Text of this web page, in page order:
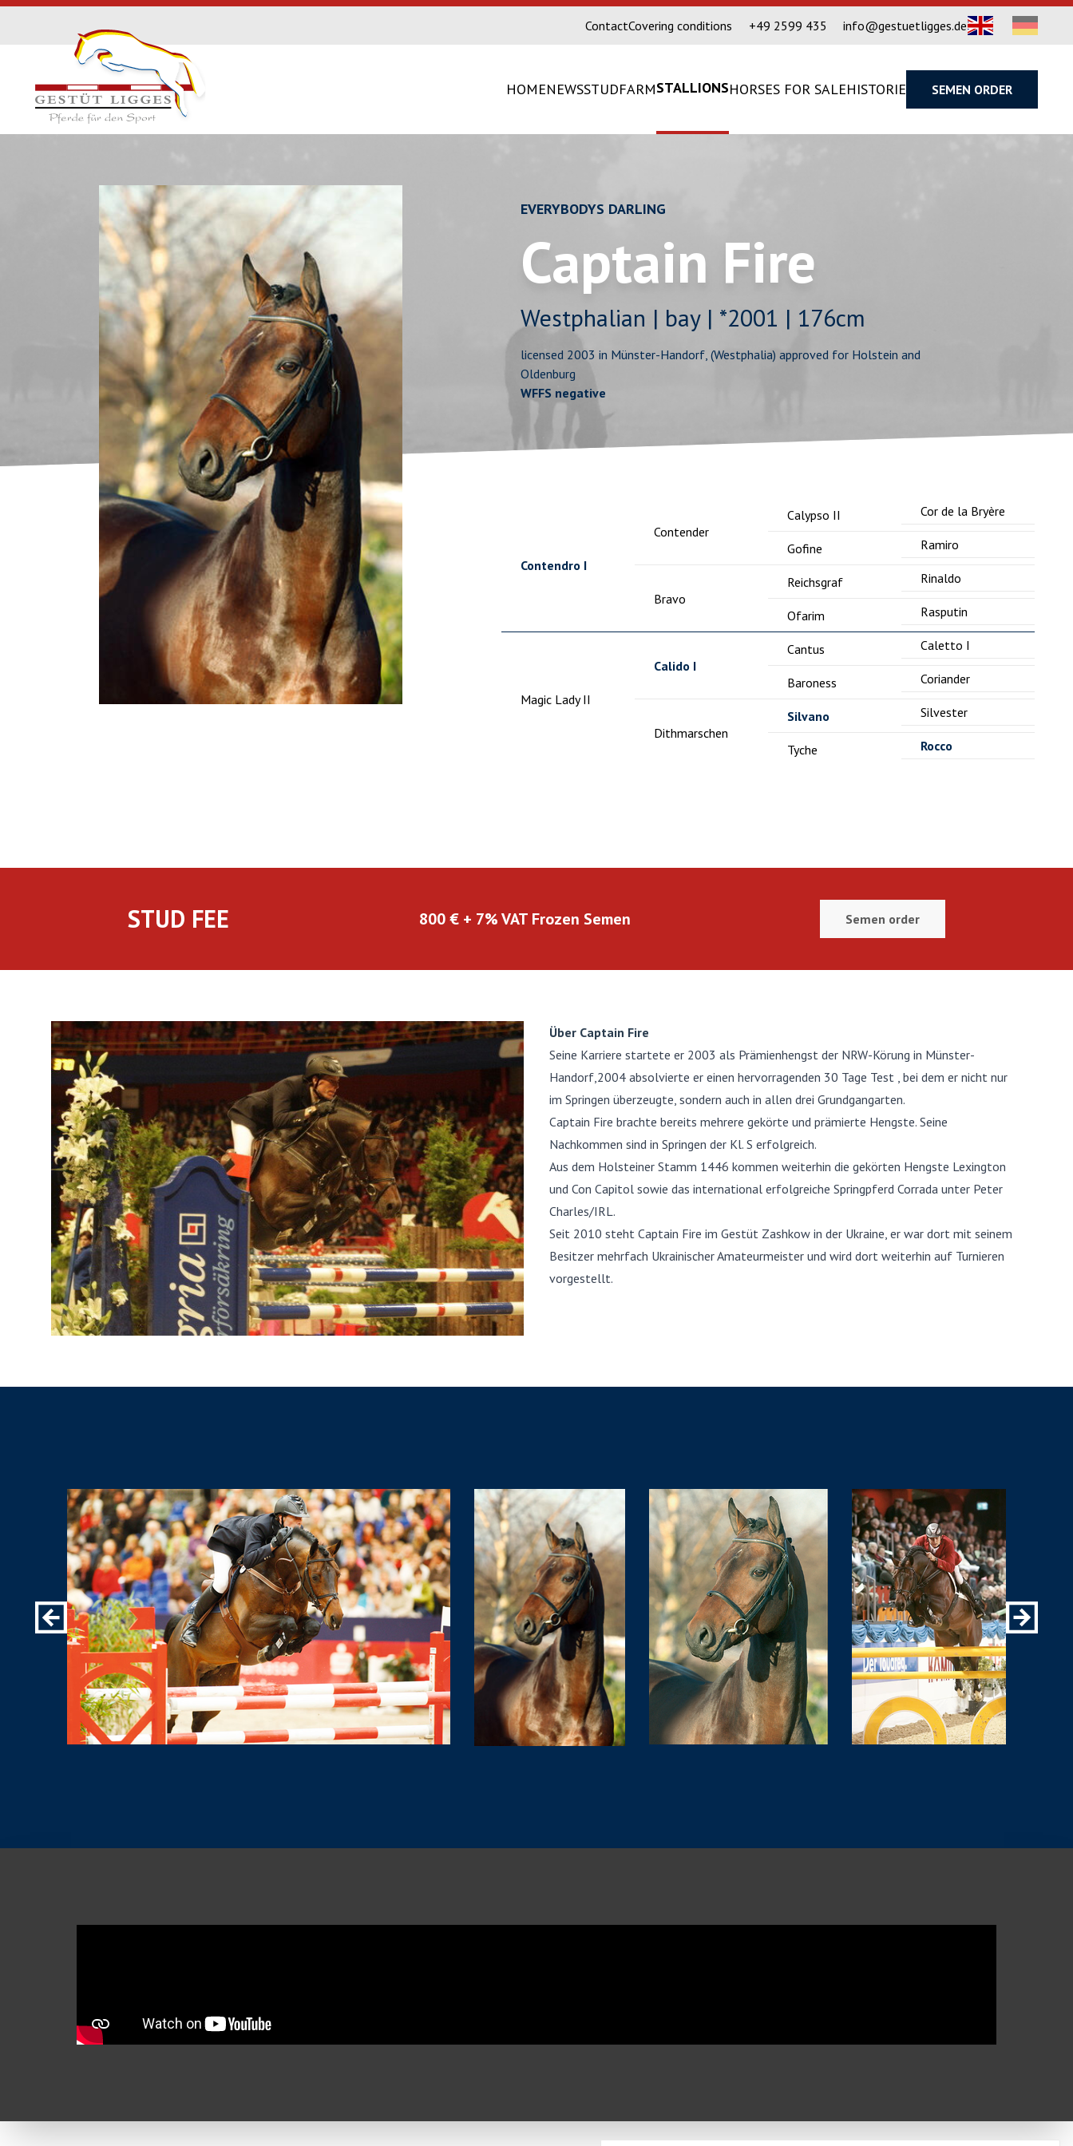
ContactCovering conditions +49 2599 435 info@gestuetligges.de
HOMENEWSSTUDFARMSTALLIONSHORSES FOR SALEHISTORIE SEMEN ORDER
EVERYBODYS DARLING
Captain Fire
Westphalian | bay | *2001 | 176cm
licensed 2003 in Münster-Handorf, (Westphalia) approved for Holstein and
Oldenburg
WFFS negative
Contendro I
Magic Lady II
Contender
Bravo
Calido I
Dithmarschen
Calypso II
Gofine
Reichsgraf
Ofarim
Cantus
Baroness
Silvano
Tyche
Cor de la Bryère
Ramiro
Rinaldo
Rasputin
Caletto I
Coriander
Silvester
Rocco
STUD FEE 800 € + 7% VAT Frozen Semen Semen order
Über Captain Fire
Seine Karriere startete er 2003 als Prämienhengst der NRW-Körung in Münster-
Handorf,2004 absolvierte er einen hervorragenden 30 Tage Test , bei dem er nicht nur
im Springen überzeugte, sondern auch in allen drei Grundgangarten.
Captain Fire brachte bereits mehrere gekörte und prämierte Hengste. Seine
Nachkommen sind in Springen der Kl. S erfolgreich.
Aus dem Holsteiner Stamm 1446 kommen weiterhin die gekörten Hengste Lexington
und Con Capitol sowie das international erfolgreiche Springpferd Corrada unter Peter
Charles/IRL.
Seit 2010 steht Captain Fire im Gestüt Zashkow in der Ukraine, er war dort mit seinem
Besitzer mehrfach Ukrainischer Amateurmeister und wird dort weiterhin auf Turnieren
vorgestellt.